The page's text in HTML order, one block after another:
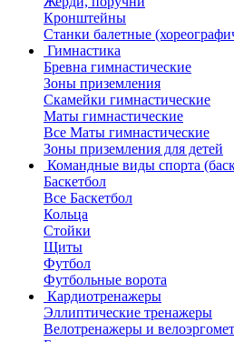
Кронштейны
Станки балетные
Гимнастика
Бревна гимнастические
Зоны приземления
Скамейки гимнастические
Маты гимнастические
Все Маты гимнастические
Зоны приземления для детей
Командные виды спорта
Баскетбол
Все Баскетбол
Кольца
Стойки
Щиты
Футбол
Футбольные ворота
Кардиотренажеры
Эллиптические тренажеры
Велотренажеры и